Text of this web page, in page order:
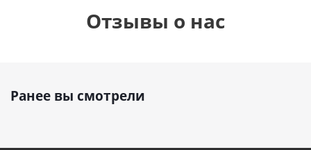
Отзывы о нас
Ранее вы смотрели